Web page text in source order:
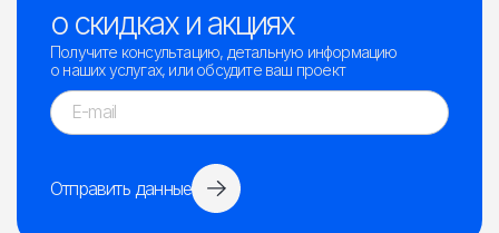
о скидках и акциях
Получите консультацию, детальную информацию
о наших услугах, или обсудите ваш проект
Отправить данные